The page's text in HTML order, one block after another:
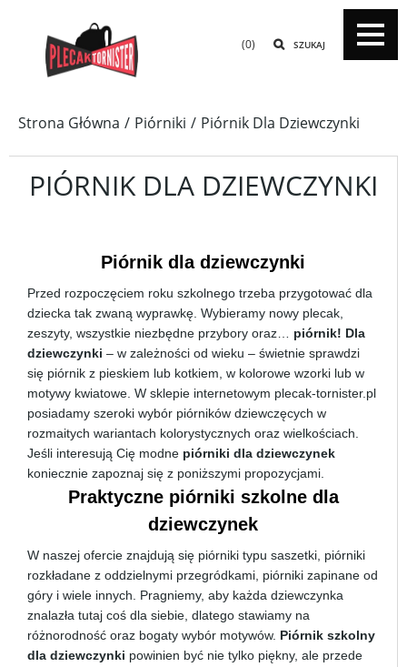
SZUKAJ
(0)
Strona Główna Piórniki Piórnik Dla Dziewczynki
PIÓRNIK DLA DZIEWCZYNKI
Piórnik dla dziewczynki
Przed rozpoczęciem roku szkolnego trzeba przygotować dla
dziecka tak zwaną wyprawkę. Wybieramy nowy plecak,
zeszyty, wszystkie niezbędne przybory oraz… piórnik! Dla
dziewczynki – w zależności od wieku – świetnie sprawdzi
się piórnik z pieskiem lub kotkiem, w kolorowe wzorki lub w
motywy kwiatowe. W sklepie internetowym plecak-tornister.pl
posiadamy szeroki wybór piórników dziewczęcych w
rozmaitych wariantach kolorystycznych oraz wielkościach.
Jeśli interesują Cię modne piórniki dla dziewczynek
koniecznie zapoznaj się z poniższymi propozycjami.
Praktyczne piórniki szkolne dla
dziewczynek
W naszej ofercie znajdują się piórniki typu saszetki, piórniki
rozkładane z oddzielnymi przegródkami, piórniki zapinane od
góry i wiele innych. Pragniemy, aby każda dziewczynka
znalazła tutaj coś dla siebie, dlatego stawiamy na
różnorodność oraz bogaty wybór motywów. Piórnik szkolny
dla dziewczynki powinien być nie tylko piękny, ale przede